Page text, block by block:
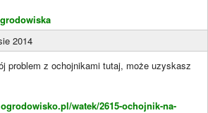
2014
problem z ochojnikami tutaj, może uzyskasz
watek/2615-ochojnik-na-